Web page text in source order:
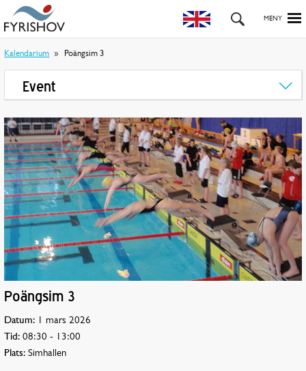
Kalendarium Poängsim 3
Event
Poängsim 3
Datum: 1 mars 2026
Tid: 08:30 - 13:00
Plats: Simhallen